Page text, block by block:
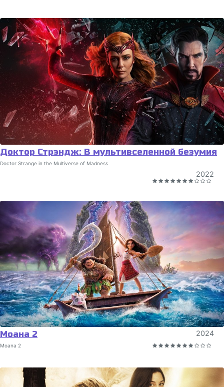
Доктор Стрэндж: В мультивселенной безумия
2022
Doctor Strange in the Multiverse of Madness
Моана 2 2024
Moana 2